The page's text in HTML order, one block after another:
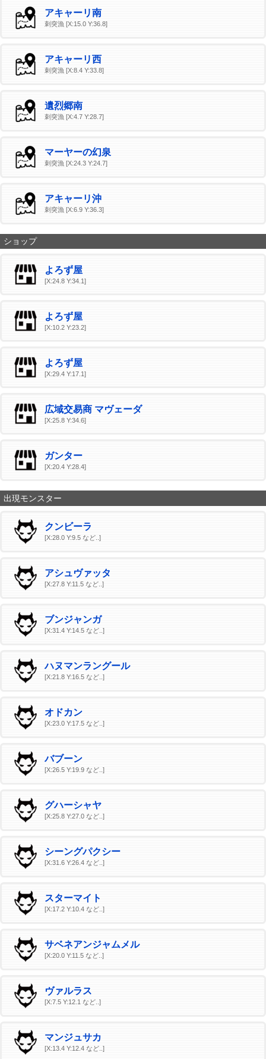
アキャーリ南
刺突漁 [X:15.0 Y:36.8]
アキャーリ西
刺突漁 [X:8.4 Y:33.8]
遺烈郷南
刺突漁 [X:4.7 Y:28.7]
マーヤーの幻泉
刺突漁 [X:24.3 Y:24.7]
アキャーリ沖
刺突漁 [X:6.9 Y:36.3]
ショップ
よろず屋
[X:24.8 Y:34.1]
よろず屋
[X:10.2 Y:23.2]
よろず屋
[X:29.4 Y:17.1]
広域交易商 マヴェーダ
[X:25.8 Y:34.6]
ガンター
[X:20.4 Y:28.4]
出現モンスター
クンビーラ
[X:28.0 Y:9.5 など..]
アシュヴァッタ
[X:27.8 Y:11.5 など..]
ブンジャンガ
[X:31.4 Y:14.5 など..]
ハヌマンラングール
[X:21.8 Y:16.5 など..]
オドカン
[X:23.0 Y:17.5 など..]
バブーン
[X:26.5 Y:19.9 など..]
グハーシャヤ
[X:25.8 Y:27.0 など..]
シーングパクシー
[X:31.6 Y:26.4 など..]
スターマイト
[X:17.2 Y:10.4 など..]
サベネアンジャムメル
[X:20.0 Y:11.5 など..]
ヴァルラス
[X:7.5 Y:12.1 など..]
マンジュサカ
[X:13.4 Y:12.4 など..]